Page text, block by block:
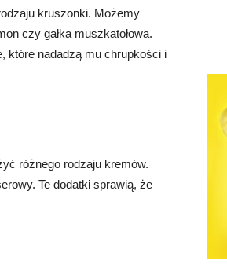
kruszonki. Możemy
czy gałka muszkatołowa.
które nadadzą mu chrupkości i
różnego rodzaju kremów.
Te dodatki sprawią, że